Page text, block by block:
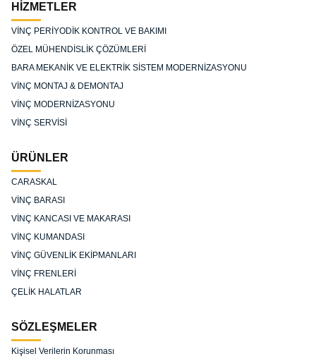
HİZMETLER
VİNÇ PERİYODİK KONTROL VE BAKIMI
ÖZEL MÜHENDİSLİK ÇÖZÜMLERİ
BARA MEKANİK VE ELEKTRİK SİSTEM MODERNİZASYONU
VİNÇ MONTAJ & DEMONTAJ
VİNÇ MODERNİZASYONU
VİNÇ SERVİSİ
ÜRÜNLER
CARASKAL
VİNÇ BARASI
VİNÇ KANCASI VE MAKARASI
VİNÇ KUMANDASI
VİNÇ GÜVENLİK EKİPMANLARI
VİNÇ FRENLERİ
ÇELİK HALATLAR
SÖZLEŞMELER
Kişisel Verilerin Korunması